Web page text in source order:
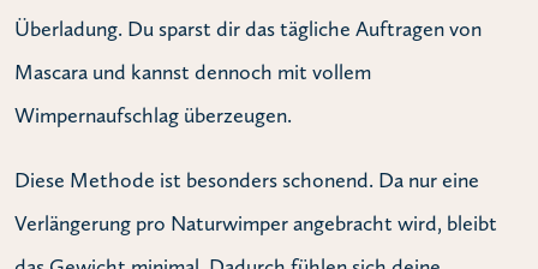
Überladung. Du sparst dir das tägliche Auftragen von
Mascara und kannst dennoch mit vollem
Wimpernaufschlag überzeugen.
Diese Methode ist besonders schonend. Da nur eine
Verlängerung pro Naturwimper angebracht wird, bleibt